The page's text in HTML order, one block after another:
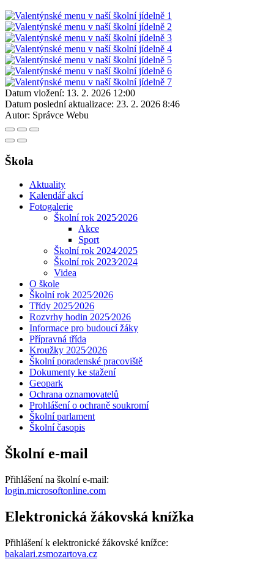
Datum vložení: 13. 2. 2026 12:00
Datum poslední aktualizace: 23. 2. 2026 8:46
Autor: Správce Webu
Škola
Aktuality
Kalendář akcí
Fotogalerie
Školní rok 2025⁄2026
Akce
Sport
Školní rok 2024⁄2025
Školní rok 2023⁄2024
Videa
O škole
Školní rok 2025⁄2026
Třídy 2025⁄2026
Rozvrhy hodin 2025⁄2026
Informace pro budoucí žáky
Přípravná třída
Kroužky 2025⁄2026
Školní poradenské pracoviště
Dokumenty ke stažení
Geopark
Ochrana oznamovatelů
Prohlášení o ochraně soukromí
Školní parlament
Školní časopis
Školní e-mail
Přihlášení na školní e-mail:
login.microsoftonline.com
Elektronická žákovská knížka
Přihlášení k elektronické žákovské knížce:
bakalari.zsmozartova.cz